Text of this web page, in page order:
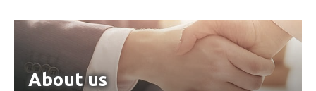
About us